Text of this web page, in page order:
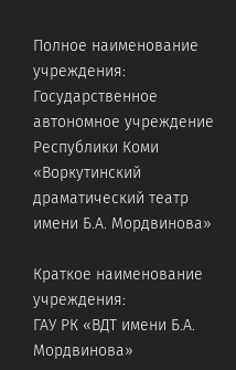
Полное наименование
учреждения:
Государственное
автономное учреждение
Республики Коми
«Воркутинский
драматический театр
имени Б.А. Мордвинова»
Краткое наименование
учреждения:
ГАУ РК «ВДТ имени Б.А.
Мордвинова»